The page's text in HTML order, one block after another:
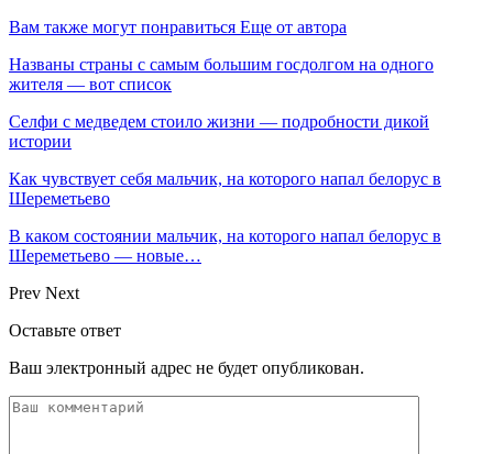
Вам также могут понравиться Еще от автора
Названы страны с самым большим госдолгом на одного
жителя — вот список
Селфи с медведем стоило жизни — подробности дикой
истории
Как чувствует себя мальчик, на которого напал белорус в
Шереметьево
В каком состоянии мальчик, на которого напал белорус в
Шереметьево — новые…
Prev Next
Оставьте ответ
Ваш электронный адрес не будет опубликован.